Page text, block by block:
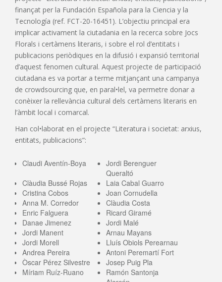
finançat per la Fundación Española para la Ciencia y la
Tecnología (ref. FCT-20-16451). L’objectiu principal era
implicar activament la ciutadania en la recerca sobre Jocs
Florals i certàmens literaris, i sobre el rol d’entitats i
publicacions periòdiques en la difusió i expansió territorial
d’aquest fenomen cultural. Aquest projecte de participació
ciutadana es va portar a terme mitjançant una campanya
de crowdsourcing que, en paral•lel, va permetre donar a
conèixer la rellevància cultural dels certàmens literaris en
l’àmbit local i comarcal.
Han col•laborat en el projecte “Literatura i societat: arxius,
entitats, publicacions”:
Claudi Aventín-Boya
Jordi Berenguer
Queraltó
Clàudia Bussé Rojas
Laia Cabal Guarro
Cristina Cobos
Joan Cornudella
Anna M. Corredor
Clàudia Costa
Enric Falguera
Ricard Giramé
Danae Jimenez
Jordi Malé
Jordi Manent
Arnau Mayans
Jordi Morell
Lluís Obiols Perearnau
Andrea Pereira
Antoni Peremartí Fort
Òscar Pérez Silvestre
Josep Puig Pla
Míriam Ruíz-Ruano
Ramón Santonja